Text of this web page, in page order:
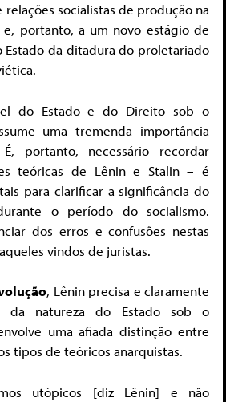
socialistas de produção na
portanto, a um novo estágio de
da ditadura do proletariado
do Estado e do Direito sob o
uma tremenda importância
portanto, necessário recordar
teóricas de Lênin e Stalin – é
para clarificar a significância do
o período do socialismo.
dos erros e confusões nestas
vindos de juristas.
, Lênin precisa e claramente
da natureza do Estado sob o
uma afiada distinção entre
tipos de teóricos anarquistas.
utópicos [diz Lênin] e não